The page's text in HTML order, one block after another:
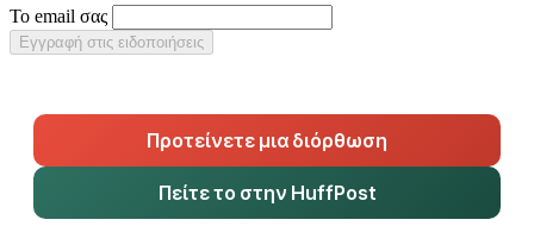
Το email σας
Εγγραφή στις ειδοποιήσεις
Προτείνετε μια διόρθωση
Πείτε το στην HuffPost